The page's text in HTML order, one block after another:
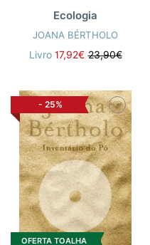
Ecologia
JOANA BÉRTHOLO
Livro 17,92€ 23,90€
- 25%
OFERTA TOALHA